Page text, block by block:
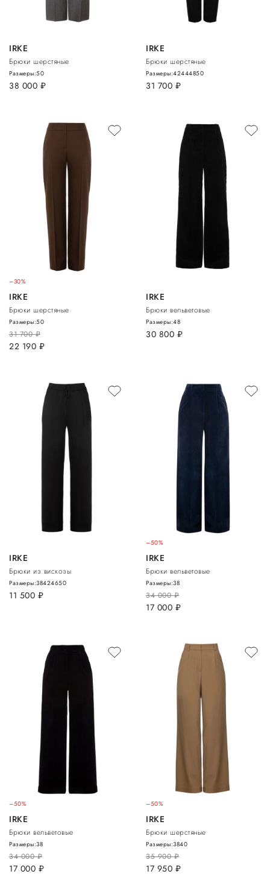
IRKE
Брюки шерстяные
38 000 руб.
Размеры:50
IRKE
Брюки шерстяные
31 700 руб.
Размеры:42444850
–30%
IRKE
Брюки шерстяные
31 700руб.
22 190 руб.
Размеры:50
IRKE
Брюки вельветовые
30 800 руб.
Размеры:48
IRKE
Брюки из вискозы
11 500 руб.
Размеры:38424650
–50%
IRKE
Брюки вельветовые
34 000руб.
17 000 руб.
Размеры:38
–50%
IRKE
Брюки вельветовые
34 000руб.
17 000 руб.
Размеры:38
–50%
IRKE
Брюки шерстяные
35 900руб.
17 950 руб.
Размеры:3840